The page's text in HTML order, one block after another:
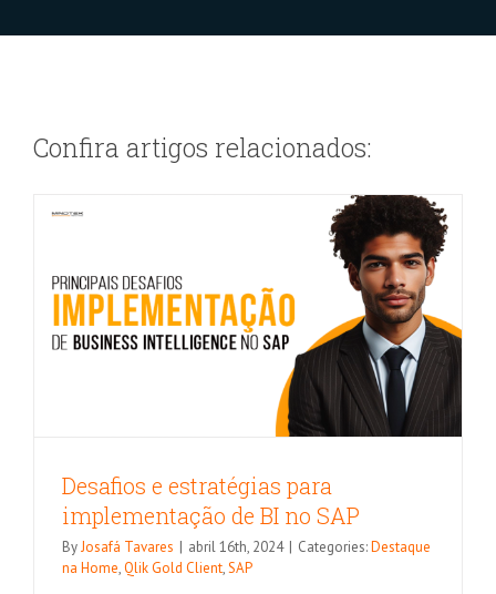
Confira artigos relacionados:
Destaque na Home Qlik Gold Client SAP
Desafios e estratégias para
implementação de BI no SAP
ByJosafá Tavares | abril 16th, 2024 | Categories:Destaque
na Home,Qlik Gold Client,SAP